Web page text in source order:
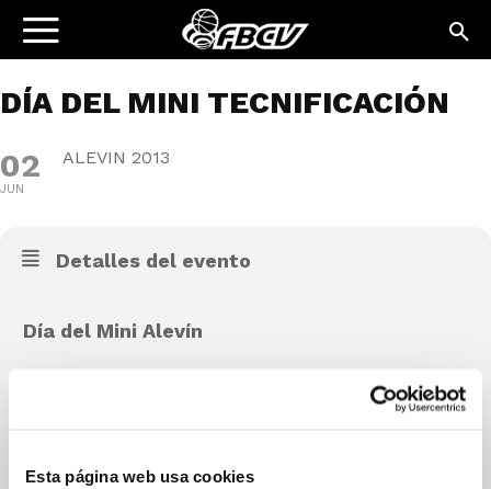
Esta página web usa cookies
DÍA DEL MINI TECNIFICACIÓN
02
JUN
ALEVIN 2013
Detalles del evento
Día del Mini Alevín